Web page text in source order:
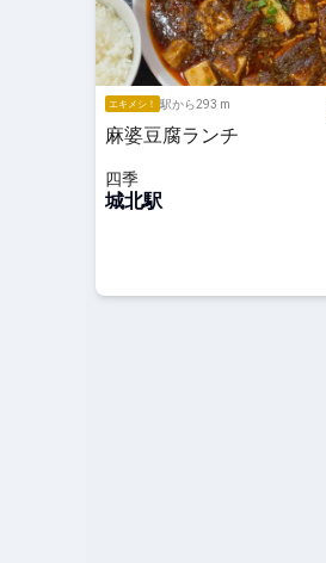
エキメシ！ 駅から293 m
麻婆豆腐ランチ
四季
城北駅